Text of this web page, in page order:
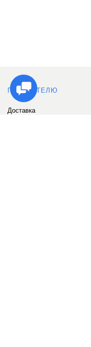
ПОКУПАТЕЛЮ
Доставка